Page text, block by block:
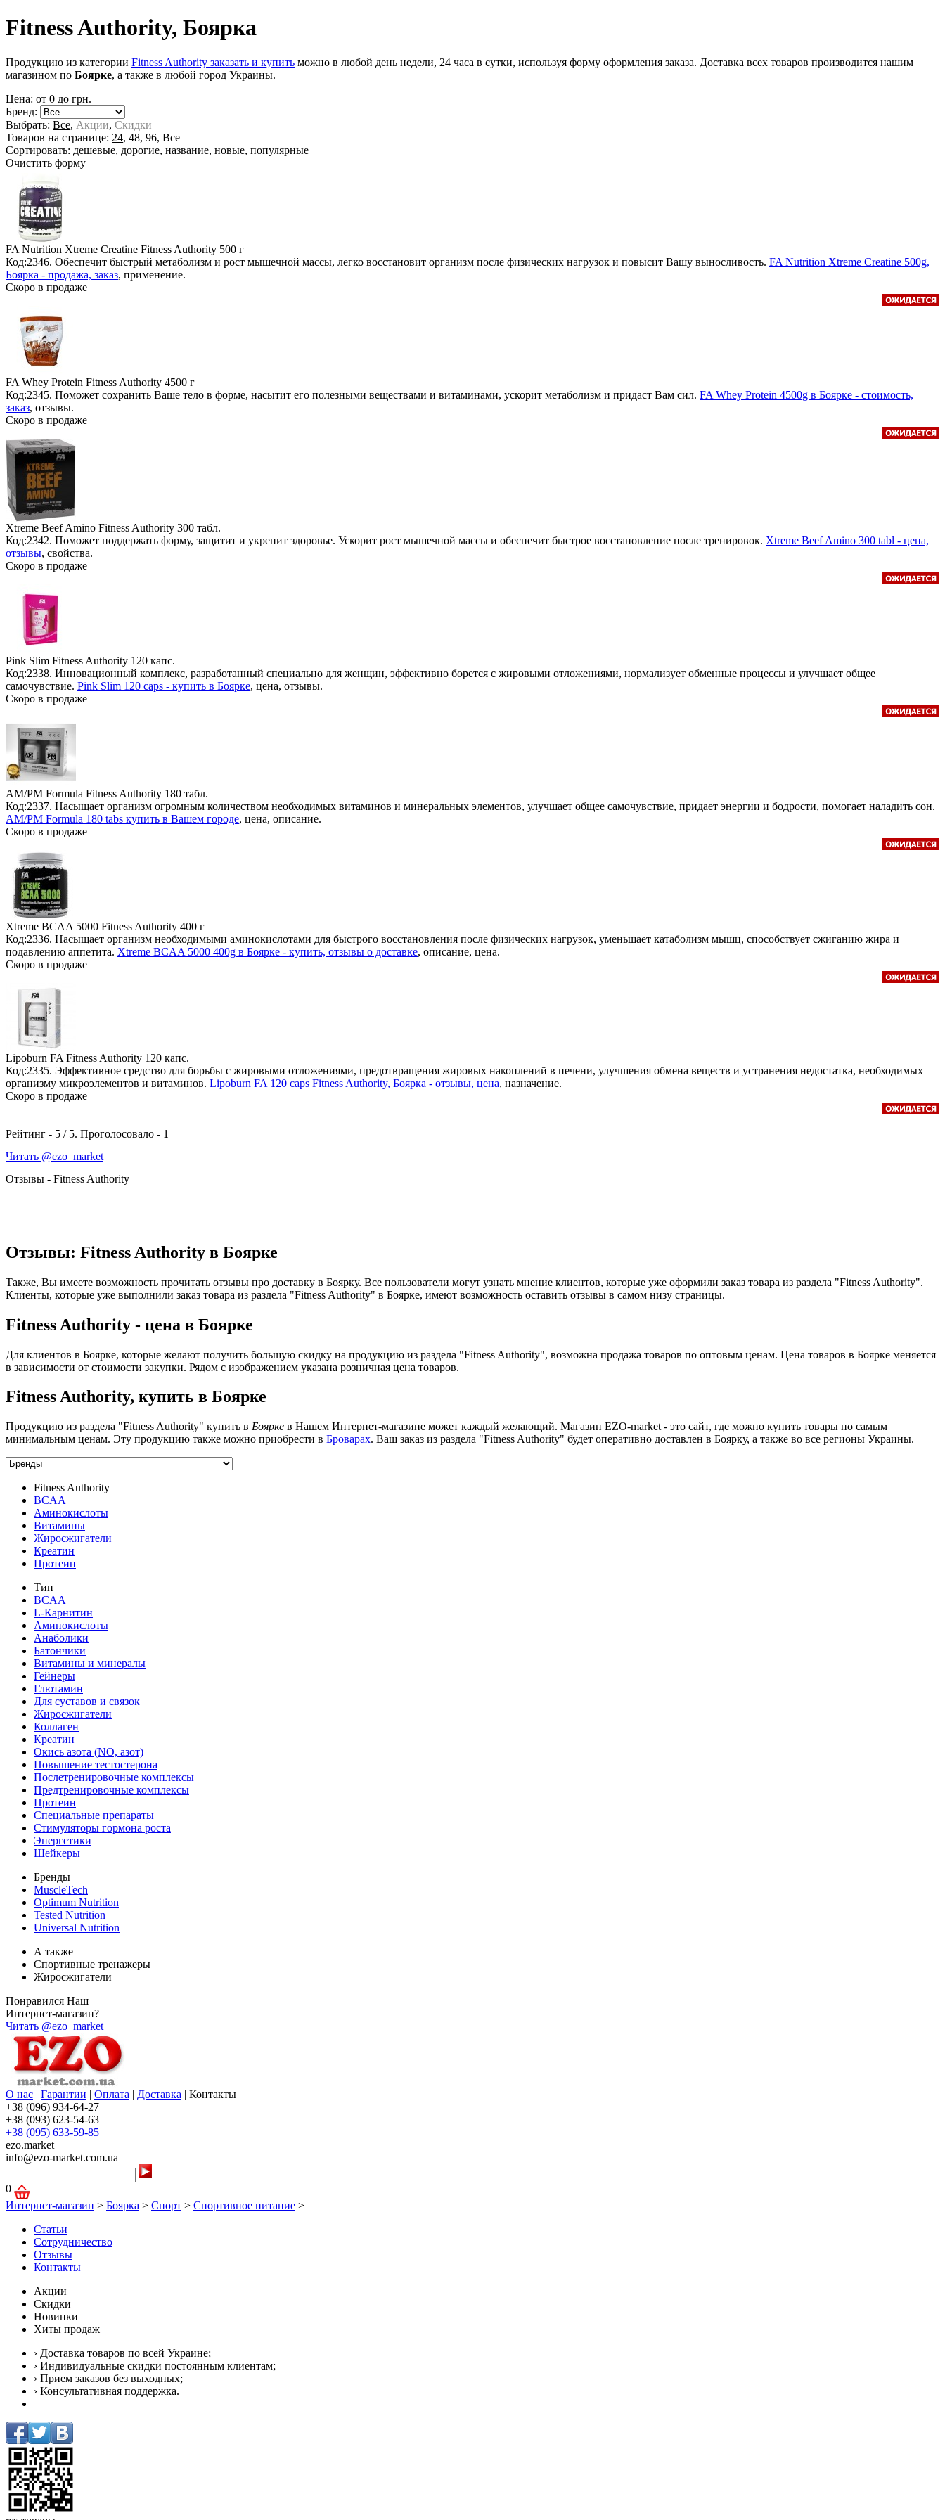
Fitness Authority, Боярка
Продукцию из категории Fitness Authority заказать и купить можно в любой день недели, 24 часа в сутки, используя форму оформления заказа. Доставка всех товаров производится нашим
магазином по Боярке, а также в любой город Украины.
Цена: от 0 до грн.
Бренд:
Выбрать: Все, Акции, Скидки
Товаров на странице: 24, 48, 96, Все
Сортировать: дешевые, дорогие, название, новые, популярные
Очистить форму
FA Nutrition Xtreme Creatine Fitness Authority 500 г
Код:2346. Обеспечит быстрый метаболизм и рост мышечной массы, легко восстановит организм после физических нагрузок и повысит Вашу выносливость. FA Nutrition Xtreme Creatine 500g,
Боярка - продажа, заказ, применение.
Скоро в продаже
FA Whey Protein Fitness Authority 4500 г
Код:2345. Поможет сохранить Ваше тело в форме, насытит его полезными веществами и витаминами, ускорит метаболизм и придаст Вам сил. FA Whey Protein 4500g в Боярке - стоимость,
заказ, отзывы.
Скоро в продаже
Xtreme Beef Amino Fitness Authority 300 табл.
Код:2342. Поможет поддержать форму, защитит и укрепит здоровье. Ускорит рост мышечной массы и обеспечит быстрое восстановление после тренировок. Xtreme Beef Amino 300 tabl - цена,
отзывы, свойства.
Скоро в продаже
Pink Slim Fitness Authority 120 капс.
Код:2338. Инновационный комплекс, разработанный специально для женщин, эффективно борется с жировыми отложениями, нормализует обменные процессы и улучшает общее
самочувствие. Pink Slim 120 caps - купить в Боярке, цена, отзывы.
Скоро в продаже
AM/PM Formula Fitness Authority 180 табл.
Код:2337. Насыщает организм огромным количеством необходимых витаминов и минеральных элементов, улучшает общее самочувствие, придает энергии и бодрости, помогает наладить сон.
AM/PM Formula 180 tabs купить в Вашем городе, цена, описание.
Скоро в продаже
Xtreme BCAA 5000 Fitness Authority 400 г
Код:2336. Насыщает организм необходимыми аминокислотами для быстрого восстановления после физических нагрузок, уменьшает катаболизм мышц, способствует сжиганию жира и
подавлению аппетита. Xtreme BCAA 5000 400g в Боярке - купить, отзывы о доставке, описание, цена.
Скоро в продаже
Lipoburn FA Fitness Authority 120 капс.
Код:2335. Эффективное средство для борьбы с жировыми отложениями, предотвращения жировых накоплений в печени, улучшения обмена веществ и устранения недостатка, необходимых
организму микроэлементов и витаминов. Lipoburn FA 120 caps Fitness Authority, Боярка - отзывы, цена, назначение.
Скоро в продаже
Рейтинг - 5 / 5. Проголосовало - 1
Читать @ezo_market
Отзывы - Fitness Authority
Отзывы: Fitness Authority в Боярке
Также, Вы имеете возможность прочитать отзывы про доставку в Боярку. Все пользователи могут узнать мнение клиентов, которые уже оформили заказ товара из раздела "Fitness Authority".
Клиенты, которые уже выполнили заказ товара из раздела "Fitness Authority" в Боярке, имеют возможность оставить отзывы в самом низу страницы.
Fitness Authority - цена в Боярке
Для клиентов в Боярке, которые желают получить большую скидку на продукцию из раздела "Fitness Authority", возможна продажа товаров по оптовым ценам. Цена товаров в Боярке меняется
в зависимости от стоимости закупки. Рядом с изображением указана розничная цена товаров.
Fitness Authority, купить в Боярке
Продукцию из раздела "Fitness Authority" купить в Боярке в Нашем Интернет-магазине может каждый желающий. Магазин EZO-market - это сайт, где можно купить товары по самым
минимальным ценам. Эту продукцию также можно приобрести в Броварах. Ваш заказ из раздела "Fitness Authority" будет оперативно доставлен в Боярку, а также во все регионы Украины.
Fitness Authority
BCAA
Аминокислоты
Витамины
Жиросжигатели
Креатин
Протеин
Тип
BCAA
L-Карнитин
Аминокислоты
Анаболики
Батончики
Витамины и минералы
Гейнеры
Глютамин
Для суставов и связок
Жиросжигатели
Коллаген
Креатин
Окись азота (NO, азот)
Повышение тестостерона
Послетренировочные комплексы
Предтренировочные комплексы
Протеин
Специальные препараты
Стимуляторы гормона роста
Энергетики
Шейкеры
Бренды
MuscleTech
Optimum Nutrition
Tested Nutrition
Universal Nutrition
А также
Спортивные тренажеры
Жиросжигатели
Понравился Наш
Интернет-магазин?
Читать @ezo_market
О нас | Гарантии | Оплата | Доставка | Контакты
+38 (096) 934-64-27
+38 (093) 623-54-63
+38 (095) 633-59-85
ezo.market
info@ezo-market.com.ua
0
Интернет-магазин > Боярка > Спорт > Спортивное питание >
Статьи
Сотрудничество
Отзывы
Контакты
Акции
Скидки
Новинки
Хиты продаж
› Доставка товаров по всей Украине;
› Индивидуальные скидки постоянным клиентам;
› Прием заказов без выходных;
› Консультативная поддержка.